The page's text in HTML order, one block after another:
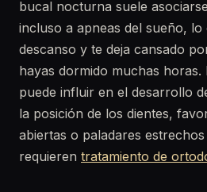
bucal nocturna suele
incluso a apneas del sueño, lo
descanso y te deja cansado
hayas dormido muchas horas.
puede influir en el desarrollo
la posición de los dientes,
abiertas o paladares
requieren tratamiento de